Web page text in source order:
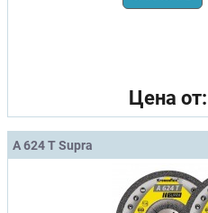
Цена от:
A 624 T Supra